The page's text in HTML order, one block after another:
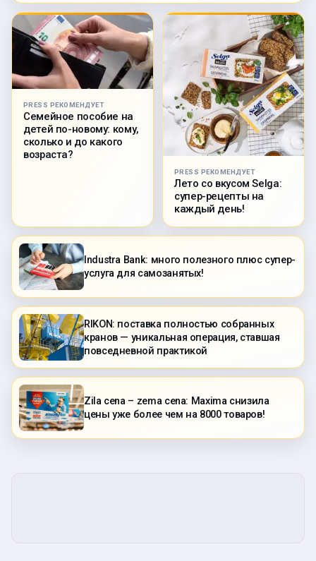
PRESS РЕКОМЕНДУЕТ
Семейное пособие на
детей по-новому: кому,
сколько и до какого
возраста?
PRESS РЕКОМЕНДУЕТ
Лето со вкусом Selga:
супер-рецепты на
каждый день!
Industra Bank: много полезного плюс супер-
услуга для самозанятых!
RIKON: поставка полностью собранных
кранов — уникальная операция, ставшая
повседневной практикой
Zila cena – zema cena: Maxima снизила
цены уже более чем на 8000 товаров!